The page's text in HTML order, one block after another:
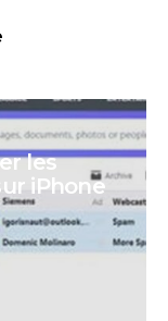
les
iPhone